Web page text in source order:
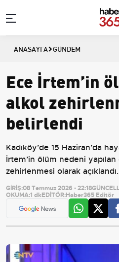
ANASAYFA GÜNDEM
Ece İrtem’in
alkol
belirlendi
Kadıköy’de 15 Haziran’da
İrtem’in ölüm nedeni
zehirlenmesi olarak açıklandı.
GİRİŞ:08 Temmuz 2026 - 22:18
OKUMA:1 dkEDİTÖR:Haber365 Editör